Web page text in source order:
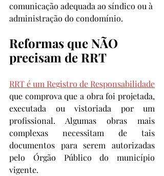
comunicação adequada ao síndico ou à
administração do condomínio.
Reformas que NÃO
precisam de RRT
RRT é um Registro de Responsabilidade
que comprova que a obra foi projetada,
executada ou vistoriada por um
profissional. Algumas obras mais
complexas necessitam de tais
documentos para serem autorizadas
pelo Órgão Público do município
vigente.